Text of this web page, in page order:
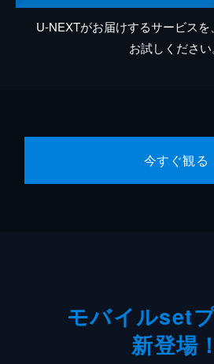
U-NEXTがお届けするサービスを
お試しください
今すぐ観る
モバイルset
新登場！